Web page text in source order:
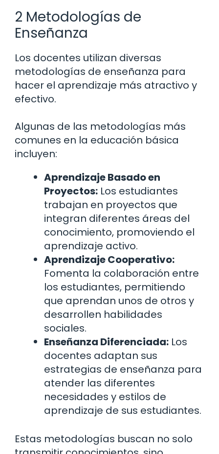
2 Metodologías de
Enseñanza
Los docentes utilizan diversas
metodologías de enseñanza para
hacer el aprendizaje más atractivo y
efectivo.
Algunas de las metodologías más
comunes en la educación básica
incluyen:
Aprendizaje Basado en
Proyectos: Los estudiantes
trabajan en proyectos que
integran diferentes áreas del
conocimiento, promoviendo el
aprendizaje activo.
Aprendizaje Cooperativo:
Fomenta la colaboración entre
los estudiantes, permitiendo
que aprendan unos de otros y
desarrollen habilidades
sociales.
Enseñanza Diferenciada: Los
docentes adaptan sus
estrategias de enseñanza para
atender las diferentes
necesidades y estilos de
aprendizaje de sus estudiantes.
Estas metodologías buscan no solo